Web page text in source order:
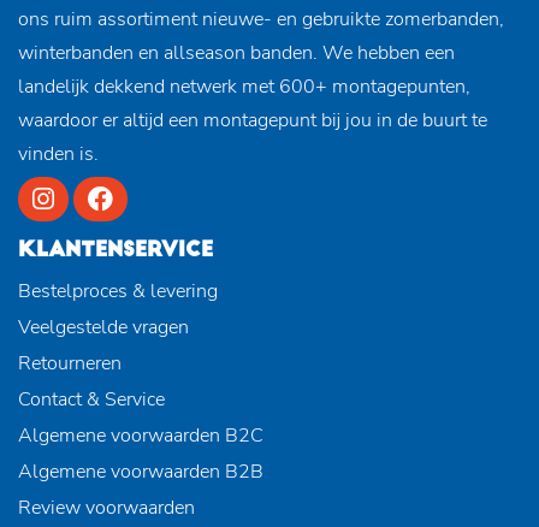
ons ruim assortiment nieuwe- en gebruikte zomerbanden,
winterbanden en allseason banden. We hebben een
landelijk dekkend netwerk met 600+ montagepunten,
waardoor er altijd een montagepunt bij jou in de buurt te
vinden is.
KLANTENSERVICE
Bestelproces & levering
Veelgestelde vragen
Retourneren
Contact & Service
Algemene voorwaarden B2C
Algemene voorwaarden B2B
Review voorwaarden